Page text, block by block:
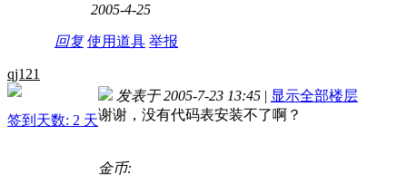
2005-4-25
回复 使用道具 举报
qj121
签到天数: 2 天
发表于 2005-7-23 13:45 | 显示全部楼层
谢谢，没有代码表安装不了啊？
金币: